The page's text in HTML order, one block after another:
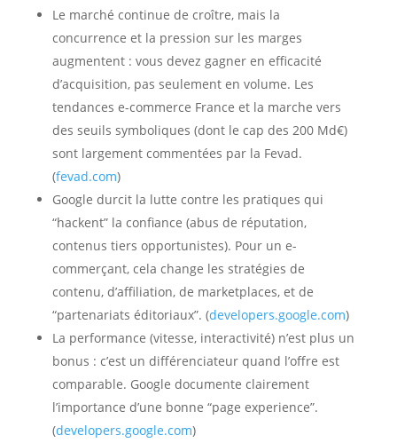
Le marché continue de croître, mais la
concurrence et la pression sur les marges
augmentent : vous devez gagner en efficacité
d’acquisition, pas seulement en volume. Les
tendances e-commerce France et la marche vers
des seuils symboliques (dont le cap des 200 Md€)
sont largement commentées par la Fevad.
(fevad.com)
Google durcit la lutte contre les pratiques qui
“hackent” la confiance (abus de réputation,
contenus tiers opportunistes). Pour un e-
commerçant, cela change les stratégies de
contenu, d’affiliation, de marketplaces, et de
“partenariats éditoriaux”. (developers.google.com)
La performance (vitesse, interactivité) n’est plus un
bonus : c’est un différenciateur quand l’offre est
comparable. Google documente clairement
l’importance d’une bonne “page experience”.
(developers.google.com)